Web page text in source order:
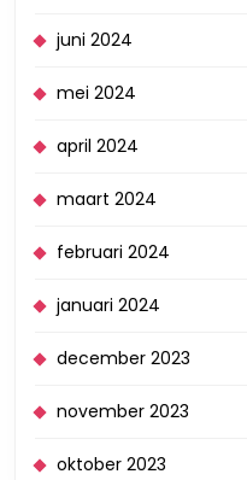
juni 2024
mei 2024
april 2024
maart 2024
februari 2024
januari 2024
december 2023
november 2023
oktober 2023